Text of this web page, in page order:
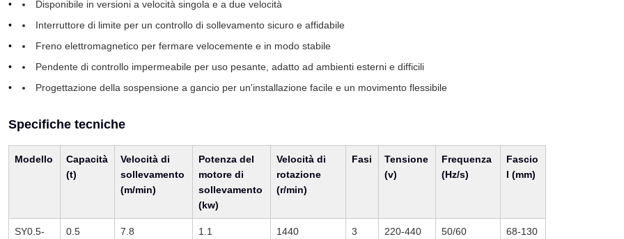
Disponibile in versioni a velocità singola e a due velocità
Interruttore di limite per un controllo di sollevamento sicuro e affidabile
Freno elettromagnetico per fermare velocemente e in modo stabile
Pendente di controllo impermeabile per uso pesante, adatto ad ambienti esterni e difficili
Progettazione della sospensione a gancio per un'installazione facile e un movimento flessibile
Specifiche tecniche
Modello
Capacità
(t)
Velocità di
sollevamento
(m/min)
Potenza del
motore di
sollevamento
(kw)
Velocità di
rotazione
(r/min)
Fasi
Tensione
(v)
Frequenza
(Hz/s)
Fascio
I (mm)
SY0.5-
0.5 7.8 1.1 1440 3 220-440 50/60 68-130